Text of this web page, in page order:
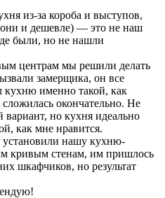
из-за короба и выступов,
они и дешевле) — это не наш
были, но не нашли
центрам мы решили делать
замерщика, он все
кухню именно такой, как
сложилась окончательно. Не
но кухня идеально
как мне нравится.
установили нашу кухню-
кривым стенам, им пришлось
шкафчиков, но результат